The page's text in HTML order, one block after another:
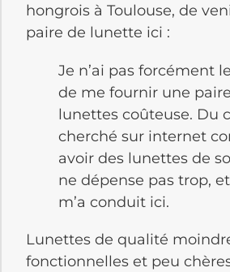
hongrois à Toulouse, de
paire de lunette ici :
Je n’ai pas forcément
de me fournir une
lunettes coûteuse. Du
cherché sur internet
avoir des lunettes de
ne dépense pas trop,
m’a conduit ici.
Lunettes de qualité
fonctionnelles et peu